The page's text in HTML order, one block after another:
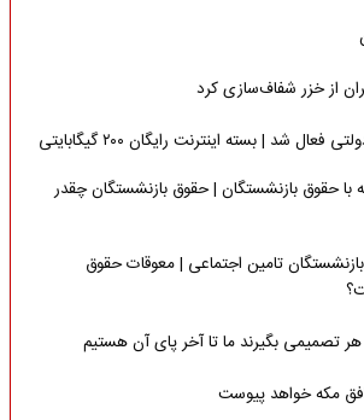
از خزر شفاف‌سازی کرد
شد | بسته اینترنت رایگان ۲۰۰ گیگابایتی
با حقوق بازنشستگان | حقوق بازنشستگان چقدر
تامین اجتماعی | معوقات حقوق
هر تصمیمی بگیرند ما تا آخر پای آن هستیم
مکه خواهد پیوست